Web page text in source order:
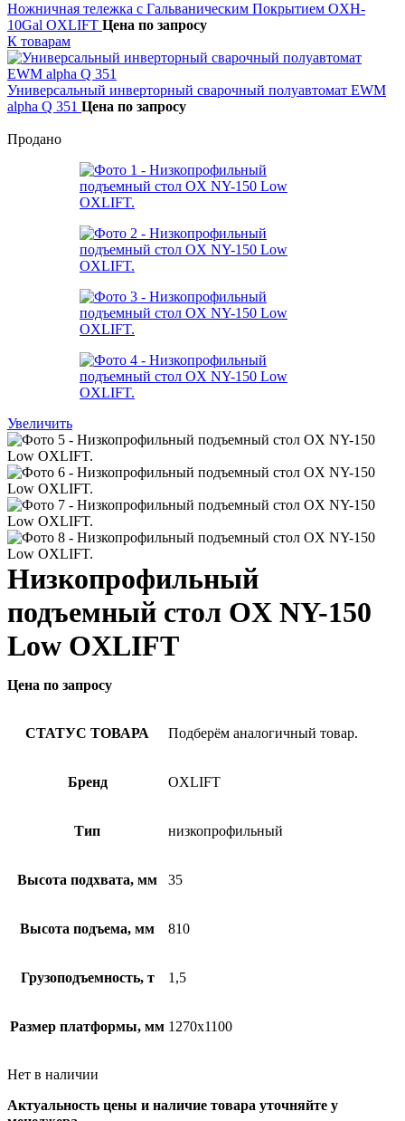
Ножничная тележка с Гальваническим Покрытием OXH-
10Gal OXLIFT Цена по запросу
К товарам
Универсальный инверторный cварочный полуавтомат EWM
alpha Q 351 Цена по запросу
Продано
Увеличить
Низкопрофильный
подъемный стол OX NY-150
Low OXLIFT
Цена по запросу
СТАТУС ТОВАРА Подберём аналогичный товар.
Бренд OXLIFT
Тип низкопрофильный
Высота подхвата, мм 35
Высота подъема, мм 810
Грузоподъемность, т 1,5
Размер платформы, мм 1270х1100
Нет в наличии
Актуальность цены и наличие товара уточняйте у